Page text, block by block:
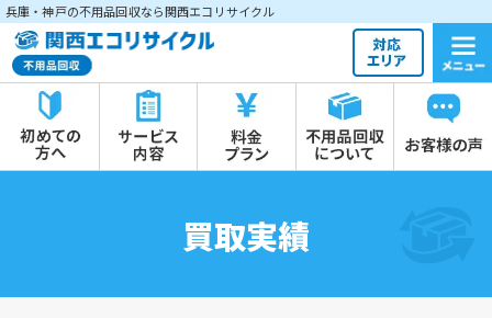
兵庫・神戸の不用品回収なら関西エコリサイクル
買取実績